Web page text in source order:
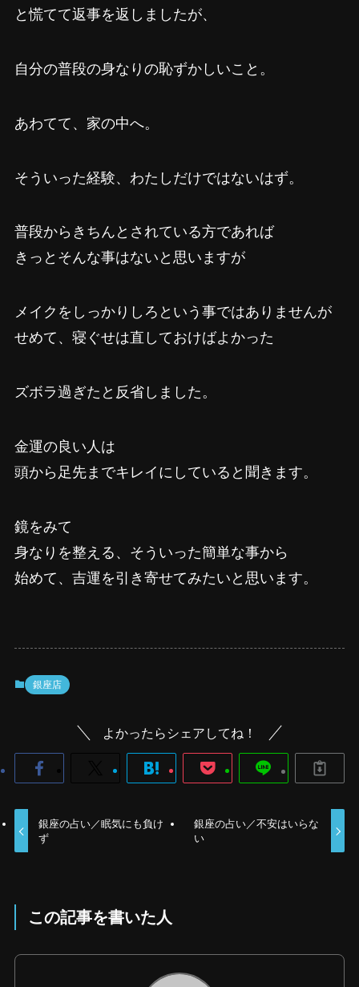
と慌てて返事を返しましたが、
自分の普段の身なりの恥ずかしいこと。
あわてて、家の中へ。
そういった経験、わたしだけではないはず。
普段からきちんとされている方であれば
きっとそんな事はないと思いますが
メイクをしっかりしろという事ではありませんが
せめて、寝ぐせは直しておけばよかった
ズボラ過ぎたと反省しました。
金運の良い人は
頭から足先までキレイにしていると聞きます。
鏡をみて
身なりを整える、そういった簡単な事から
始めて、吉運を引き寄せてみたいと思います。
銀座店
よかったらシェアしてね！
銀座の占い／眠気にも負け
ず
銀座の占い／不安はいらな
い
この記事を書いた人